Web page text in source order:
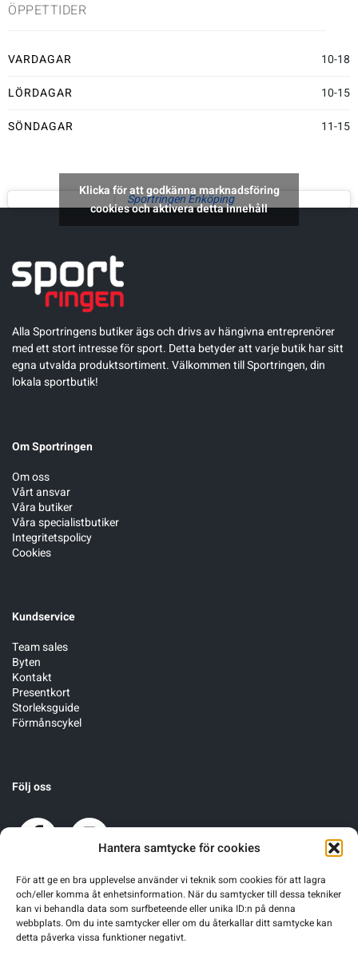
Hantera samtycke för cookies
För att ge en bra upplevelse använder vi teknik som cookies för att lagra
och/eller komma åt enhetsinformation. När du samtycker till dessa tekniker
kan vi behandla data som surfbeteende eller unika ID:n på denna
webbplats. Om du inte samtycker eller om du återkallar ditt samtycke kan
detta påverka vissa funktioner negativt.
Volleyboll
ÖPPETTIDER
VARDAGAR
10-18
LÖRDAGAR
10-15
SÖNDAGAR
11-15
Sportringen Enköping
Klicka för att godkänna marknadsföring
cookies och aktivera detta innehåll
Alla Sportringens butiker ägs och drivs av hängivna entreprenörer
med ett stort intresse för sport. Detta betyder att varje butik har sitt
egna utvalda produktsortiment. Välkommen till Sportringen, din
lokala sportbutik!
Om Sportringen
Om oss
Vårt ansvar
Våra butiker
Våra specialistbutiker
Integritetspolicy
Cookies
Kundservice
Team sales
Byten
Kontakt
Presentkort
Storleksguide
Förmånscykel
Följ oss